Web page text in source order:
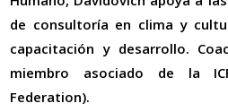
de consultoría en clima y
capacitación y desarrollo.
miembro asociado de la
Federation).